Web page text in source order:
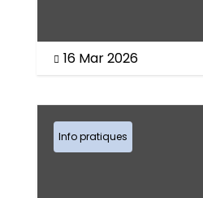
 16 Mar 2026
Info pratiques